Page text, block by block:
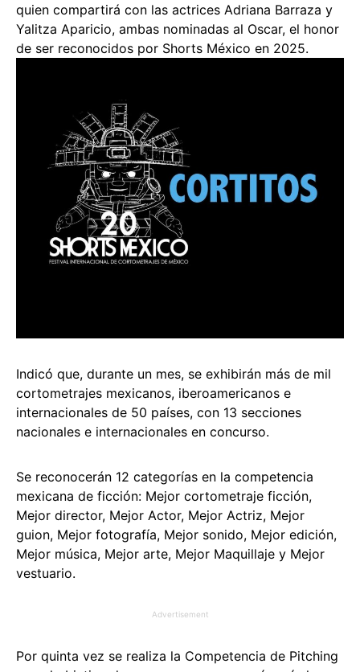
quien compartirá con las actrices Adriana Barraza y
Yalitza Aparicio, ambas nominadas al Oscar, el honor
de ser reconocidos por Shorts México en 2025.
Indicó que, durante un mes, se exhibirán más de mil
cortometrajes mexicanos, iberoamericanos e
internacionales de 50 países, con 13 secciones
nacionales e internacionales en concurso.
Se reconocerán 12 categorías en la competencia
mexicana de ficción: Mejor cortometraje ficción,
Mejor director, Mejor Actor, Mejor Actriz, Mejor
guion, Mejor fotografía, Mejor sonido, Mejor edición,
Mejor música, Mejor arte, Mejor Maquillaje y Mejor
vestuario.
Advertisement
Por quinta vez se realiza la Competencia de Pitching